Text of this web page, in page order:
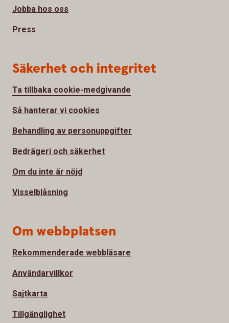
Jobba hos oss
Press
Säkerhet och integritet
Ta tillbaka cookie-medgivande
Så hanterar vi cookies
Behandling av personuppgifter
Bedrägeri och säkerhet
Om du inte är nöjd
Visselblåsning
Om webbplatsen
Rekommenderade webbläsare
Användarvillkor
Sajtkarta
Tillgänglighet